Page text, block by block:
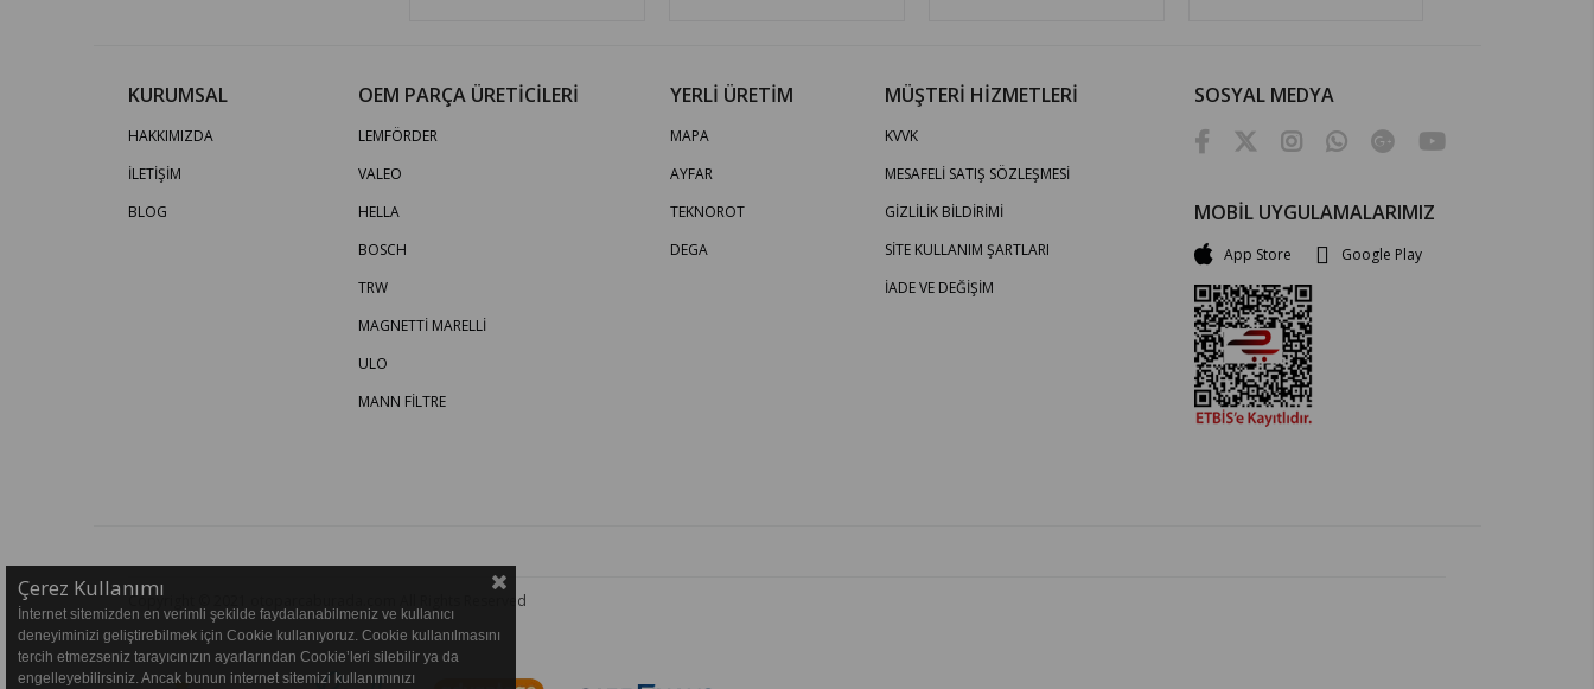
KURUMSAL
HAKKIMIZDA
İLETİŞİM
BLOG
OEM PARÇA ÜRETİCİLERİ
LEMFÖRDER
VALEO
HELLA
BOSCH
TRW
MAGNETTİ MARELLİ
ULO
MANN FİLTRE
YERLİ ÜRETİM
MAPA
AYFAR
TEKNOROT
DEGA
MÜŞTERİ HİZMETLERİ
KVVK
MESAFELİ SATIŞ SÖZLEŞMESİ
GİZLİLİK BİLDİRİMİ
SİTE KULLANIM ŞARTLARI
İADE VE DEĞİŞİM
SOSYAL MEDYA
MOBİL UYGULAMALARIMIZ
App Store Google Play
Copyright © 2021 otoparcaburada.com All Rights Reserved
Çerez Kullanımı
İnternet sitemizden en verimli şekilde faydalanabilmeniz ve kullanıcı
deneyiminizi geliştirebilmek için Cookie kullanıyoruz. Cookie kullanılmasını
tercih etmezseniz tarayıcınızın ayarlarından Cookie’leri silebilir ya da
engelleyebilirsiniz. Ancak bunun internet sitemizi kullanımınızı